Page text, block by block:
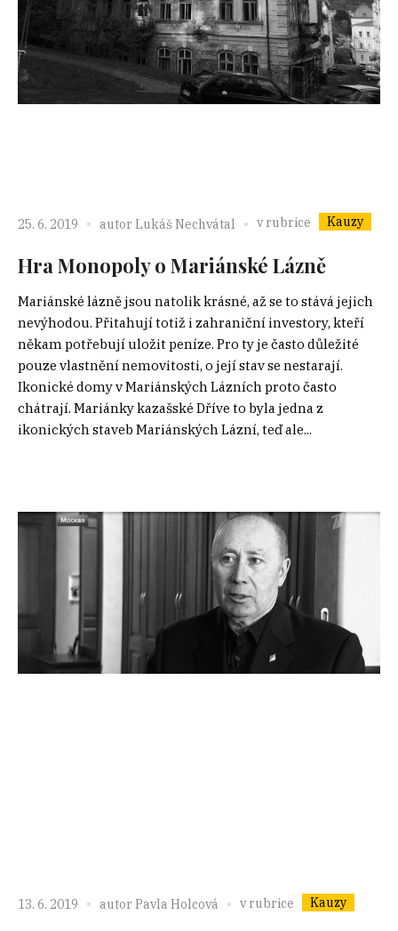
25. 6. 2019 autor Lukáš Nechvátal v rubrice Kauzy
Hra Monopoly o Mariánské Lázně
Mariánské lázně jsou natolik krásné, až se to stává jejich
nevýhodou. Přitahují totiž i zahraniční investory, kteří
někam potřebují uložit peníze. Pro ty je často důležité
pouze vlastnění nemovitosti, o její stav se nestarají.
Ikonické domy v Mariánských Lázních proto často
chátrají. Mariánky kazašské Dříve to byla jedna z
ikonických staveb Mariánských Lázní, teď ale...
13. 6. 2019 autor Pavla Holcová v rubrice Kauzy